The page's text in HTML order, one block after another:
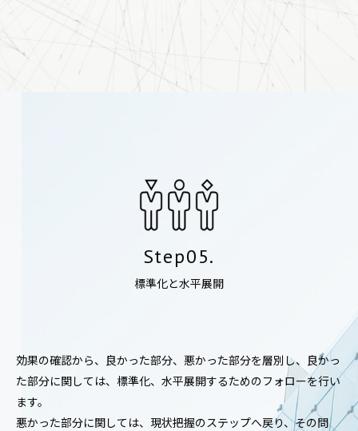
Step05.
標準化と水平展開
効果の確認から、良かった部分、悪かった部分を層別し、良かっ
た部分に関しては、標準化、水平展開するためのフォローを行い
ます。
悪かった部分に関しては、現状把握のステップへ戻り、その問